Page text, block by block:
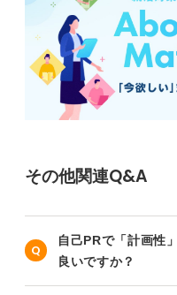
その他関連Q&A
自己PRで「計画性
良いですか？